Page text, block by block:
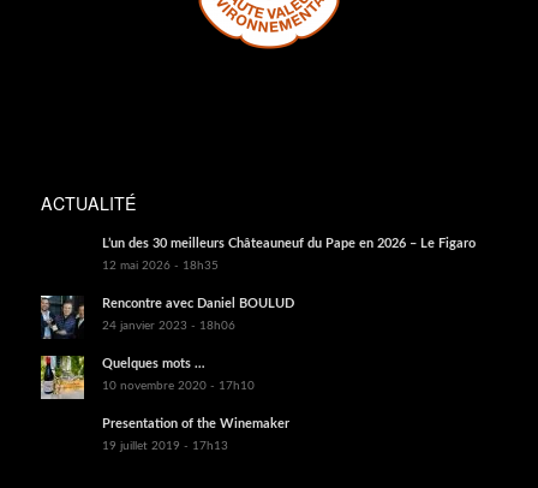
ACTUALITÉ
L’un des 30 meilleurs Châteauneuf du Pape en 2026 – Le Figaro
12 mai 2026 - 18h35
Rencontre avec Daniel BOULUD
24 janvier 2023 - 18h06
Quelques mots …
10 novembre 2020 - 17h10
Presentation of the Winemaker
19 juillet 2019 - 17h13